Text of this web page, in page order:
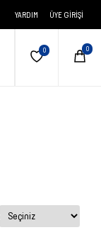
YARDIM ÜYE GIRIŞI